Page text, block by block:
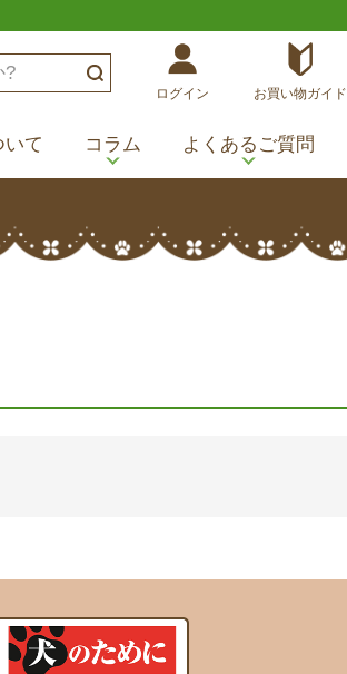
ログイン お買い物ガイド
て コラム よくあるご質問